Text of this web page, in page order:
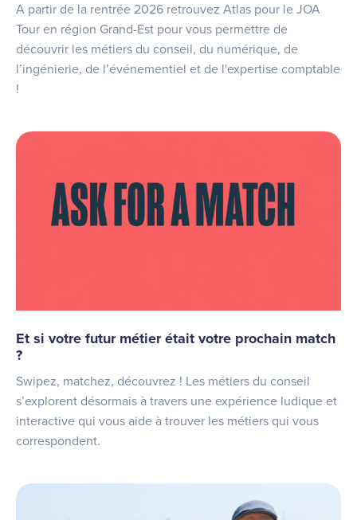
A partir de la rentrée 2026 retrouvez Atlas pour le JOA
Tour en région Grand-Est pour vous permettre de
découvrir les métiers du conseil, du numérique, de
l’ingénierie, de l’événementiel et de l'expertise comptable
!
Et si votre futur métier était votre prochain match
?
Swipez, matchez, découvrez ! Les métiers du conseil
s’explorent désormais à travers une expérience ludique et
interactive qui vous aide à trouver les métiers qui vous
correspondent.